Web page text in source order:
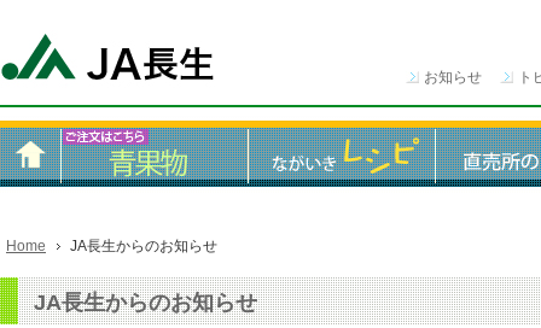
お知らせ ト
Home JA長生からのお知らせ
JA長生からのお知らせ